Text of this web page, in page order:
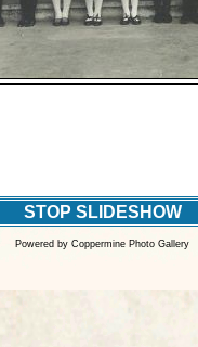
STOP SLIDESHOW
Powered by Coppermine Photo Gallery